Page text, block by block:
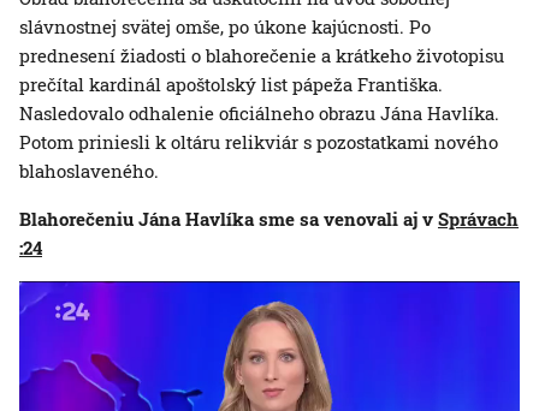
slávnostnej svätej omše, po úkone kajúcnosti. Po
prednesení žiadosti o blahorečenie a krátkeho životopisu
prečítal kardinál apoštolský list pápeža Františka.
Nasledovalo odhalenie oficiálneho obrazu Jána Havlíka.
Potom priniesli k oltáru relikviár s pozostatkami nového
blahoslaveného.
Blahorečeniu Jána Havlíka sme sa venovali aj v Správach
:24